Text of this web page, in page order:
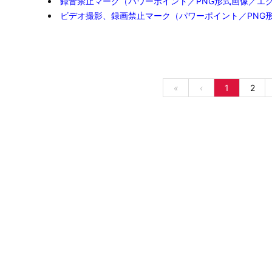
ビデオ撮影、録画禁止マーク（パワーポイント／PNG
« ‹ 1 2